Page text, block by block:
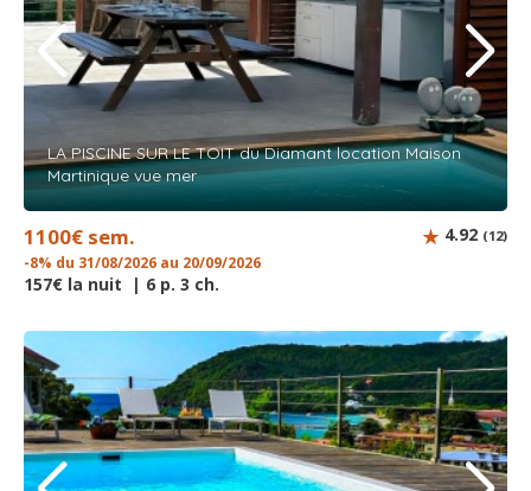
LA PISCINE SUR LE TOIT du Diamant location Maison
Martinique vue mer
1100€ sem.
-8% du 31/08/2026 au 20/09/2026
157€ la nuit | 6 p. 3 ch.
4.92 (12)